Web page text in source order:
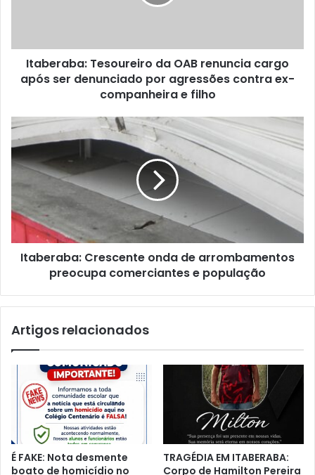
denunciado
agressões
companheira
filho
Itaberaba: Tesoureiro da OAB renuncia cargo
após ser denunciado por agressões contra ex-
companheira e filho
Itaberaba:
Crescente
de
arrombamentos
preocupa
comerciantes
população
Itaberaba: Crescente onda de arrombamentos
preocupa comerciantes e população
Artigos relacionados
É FAKE: Nota desmente
boato de homicídio no
TRAGÉDIA EM ITABERABA:
Corpo de Hamilton Pereira